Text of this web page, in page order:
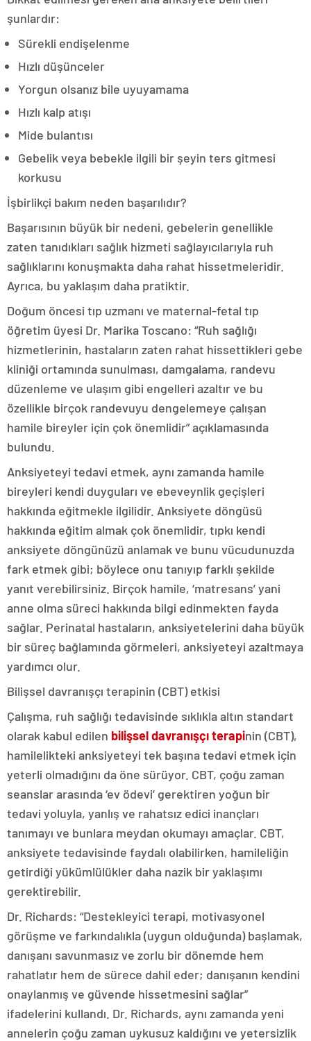
şunlardır:
Sürekli endişelenme
Hızlı düşünceler
Yorgun olsanız bile uyuyamama
Hızlı kalp atışı
Mide bulantısı
Gebelik veya bebekle ilgili bir şeyin ters gitmesi
korkusu
İşbirlikçi bakım neden başarılıdır?
Başarısının büyük bir nedeni, gebelerin genellikle
zaten tanıdıkları sağlık hizmeti sağlayıcılarıyla ruh
sağlıklarını konuşmakta daha rahat hissetmeleridir.
Ayrıca, bu yaklaşım daha pratiktir.
Doğum öncesi tıp uzmanı ve maternal-fetal tıp
öğretim üyesi Dr. Marika Toscano: “Ruh sağlığı
hizmetlerinin, hastaların zaten rahat hissettikleri gebe
kliniği ortamında sunulması, damgalama, randevu
düzenleme ve ulaşım gibi engelleri azaltır ve bu
özellikle birçok randevuyu dengelemeye çalışan
hamile bireyler için çok önemlidir” açıklamasında
bulundu.
Anksiyeteyi tedavi etmek, aynı zamanda hamile
bireyleri kendi duyguları ve ebeveynlik geçişleri
hakkında eğitmekle ilgilidir. Anksiyete döngüsü
hakkında eğitim almak çok önemlidir, tıpkı kendi
anksiyete döngünüzü anlamak ve bunu vücudunuzda
fark etmek gibi; böylece onu tanıyıp farklı şekilde
yanıt verebilirsiniz. Birçok hamile, ‘matresans’ yani
anne olma süreci hakkında bilgi edinmekten fayda
sağlar. Perinatal hastaların, anksiyetelerini daha büyük
bir süreç bağlamında görmeleri, anksiyeteyi azaltmaya
yardımcı olur.
Bilişsel davranışçı terapinin (CBT) etkisi
Çalışma, ruh sağlığı tedavisinde sıklıkla altın standart
olarak kabul edilen bilişsel davranışçı terapinin (CBT),
hamilelikteki anksiyeteyi tek başına tedavi etmek için
yeterli olmadığını da öne sürüyor. CBT, çoğu zaman
seanslar arasında ‘ev ödevi’ gerektiren yoğun bir
tedavi yoluyla, yanlış ve rahatsız edici inançları
tanımayı ve bunlara meydan okumayı amaçlar. CBT,
anksiyete tedavisinde faydalı olabilirken, hamileliğin
getirdiği yükümlülükler daha nazik bir yaklaşımı
gerektirebilir.
Dr. Richards: “Destekleyici terapi, motivasyonel
görüşme ve farkındalıkla (uygun olduğunda) başlamak,
danışanı savunmasız ve zorlu bir dönemde hem
rahatlatır hem de sürece dahil eder; danışanın kendini
onaylanmış ve güvende hissetmesini sağlar”
ifadelerini kullandı. Dr. Richards, aynı zamanda yeni
annelerin çoğu zaman uykusuz kaldığını ve yetersizlik